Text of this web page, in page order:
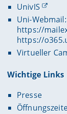
UnivIS
Uni-Webmail:
https://
https://
Virtueller
Wichtige Links
Presse